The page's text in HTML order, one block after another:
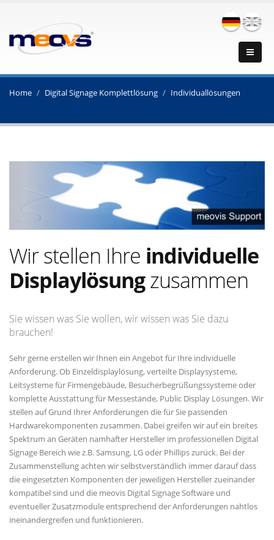
Home Digital Signage Komplettlösung Individuallösungen
Wir stellen Ihre individuelle
Displaylösungzusammen
Sie wissen was Sie wollen, wir wissen was Sie dazu
brauchen!
Sehr gerne erstellen wir Ihnen ein Angebot für Ihre individuelle
Anforderung. Ob Einzeldisplaylösung, verteilte Displaysysteme,
Leitsysteme für Firmengebäude, Besucherbegrüßungssysteme oder
komplette Ausstattung für Messestände, Public Display Lösungen. Wir
stellen auf Grund Ihrer Anforderungen die für Sie passenden
Hardwarekomponenten zusammen. Dabei greifen wir auf ein breites
Spektrum an Geräten namhafter Hersteller im professionellen Digital
Signage Bereich wie z.B. Samsung, LG oder Phillips zurück. Bei der
Zusammenstellung achten wir selbstverständlich immer darauf dass
die eingesetzten Komponenten der jeweiligen Hersteller zueinander
kompatibel sind und die meovis Digital Signage Software und
eventueller Zusatzmodule entsprechend der Anforderungen nahtlos
ineinandergreifen und funktionieren.